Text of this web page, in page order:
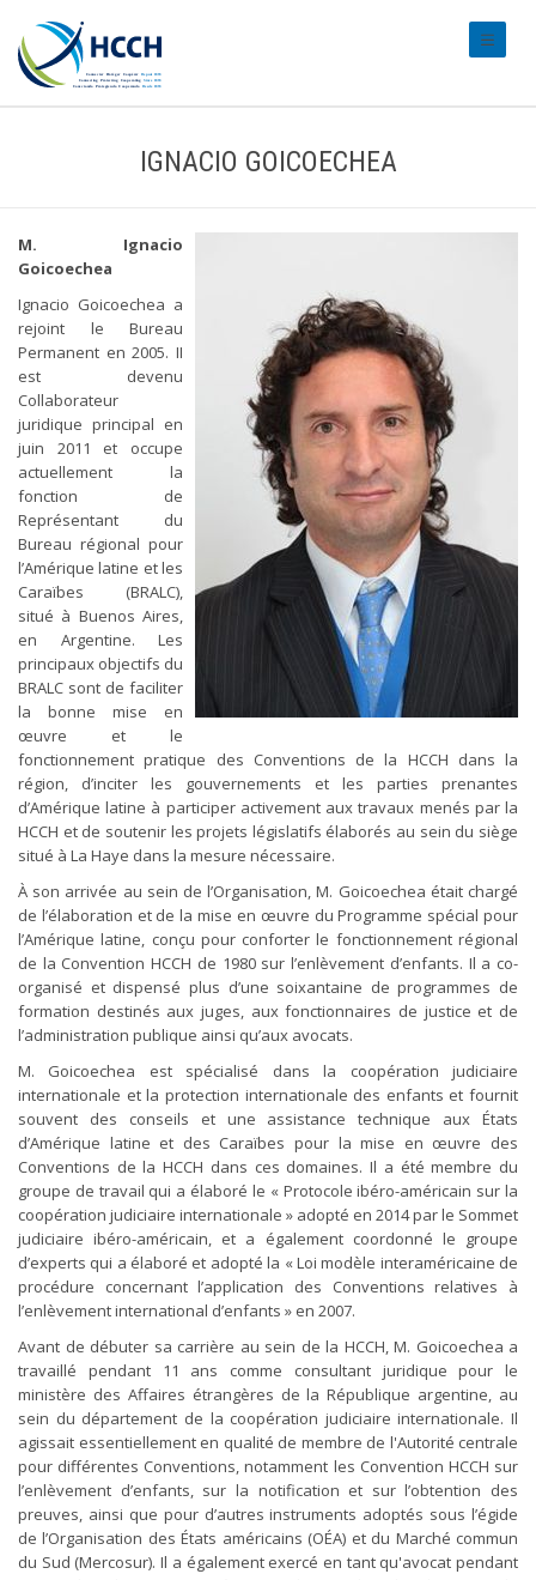
IGNACIO GOICOECHEA
M. Ignacio
Goicoechea
Ignacio Goicoechea a
rejoint le Bureau
Permanent en 2005. II
est devenu
Collaborateur
juridique principal en
juin 2011 et occupe
actuellement la
fonction de
Représentant du
Bureau régional pour
l’Amérique latine et les
Caraïbes (BRALC),
situé à Buenos Aires,
en Argentine. Les
principaux objectifs du
BRALC sont de faciliter
la bonne mise en
œuvre et le
fonctionnement pratique des Conventions de la HCCH dans la
région, d’inciter les gouvernements et les parties prenantes
d’Amérique latine à participer activement aux travaux menés par la
HCCH et de soutenir les projets législatifs élaborés au sein du siège
situé à La Haye dans la mesure nécessaire.
À son arrivée au sein de l’Organisation, M. Goicoechea était chargé
de l’élaboration et de la mise en œuvre du Programme spécial pour
l’Amérique latine, conçu pour conforter le fonctionnement régional
de la Convention HCCH de 1980 sur l’enlèvement d’enfants. Il a co-
organisé et dispensé plus d’une soixantaine de programmes de
formation destinés aux juges, aux fonctionnaires de justice et de
l’administration publique ainsi qu’aux avocats.
M. Goicoechea est spécialisé dans la coopération judiciaire
internationale et la protection internationale des enfants et fournit
souvent des conseils et une assistance technique aux États
d’Amérique latine et des Caraïbes pour la mise en œuvre des
Conventions de la HCCH dans ces domaines. Il a été membre du
groupe de travail qui a élaboré le « Protocole ibéro-américain sur la
coopération judiciaire internationale » adopté en 2014 par le Sommet
judiciaire ibéro-américain, et a également coordonné le groupe
d’experts qui a élaboré et adopté la « Loi modèle interaméricaine de
procédure concernant l’application des Conventions relatives à
l’enlèvement international d’enfants » en 2007.
Avant de débuter sa carrière au sein de la HCCH, M. Goicoechea a
travaillé pendant 11 ans comme consultant juridique pour le
ministère des Affaires étrangères de la République argentine, au
sein du département de la coopération judiciaire internationale. Il
agissait essentiellement en qualité de membre de l'Autorité centrale
pour différentes Conventions, notamment les Convention HCCH sur
l’enlèvement d’enfants, sur la notification et sur l’obtention des
preuves, ainsi que pour d’autres instruments adoptés sous l’égide
de l’Organisation des États américains (OÉA) et du Marché commun
du Sud (Mercosur). Il a également exercé en tant qu'avocat pendant